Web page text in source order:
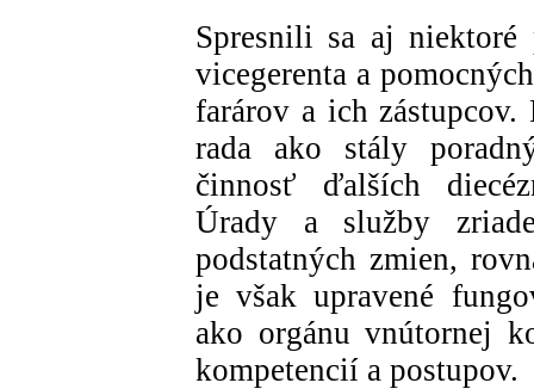
Spresnili sa aj niektoré
vicegerenta a
farárov a ich
rada ako stály
činnosť ďalších
Úrady a služby
podstatných zmien,
je však upravené
ako orgánu vnútornej
kompetencií a postupov.